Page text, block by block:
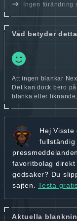
Ingen förändring
Vad betyder
Att ingen blankar
Det kan dock bero
blanka eller
Hej Visste
fullständig
favoritbolag direkt
godsaker? Du
sajten. Testa
Aktuella